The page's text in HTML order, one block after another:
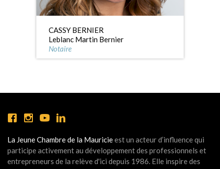
CASSY BERNIER
Leblanc Martin Bernier
Notaire
La Jeune Chambre de la Mauricieest un acteur d’influence qui
participe activement au développement des professionnels et
entrepreneurs de la relève d'ici depuis 1986. Elle inspire des